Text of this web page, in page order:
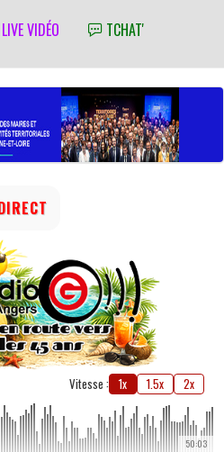
VIDÉO TCHAT'
Vitesse : 1x 1.5x 2x
50:03